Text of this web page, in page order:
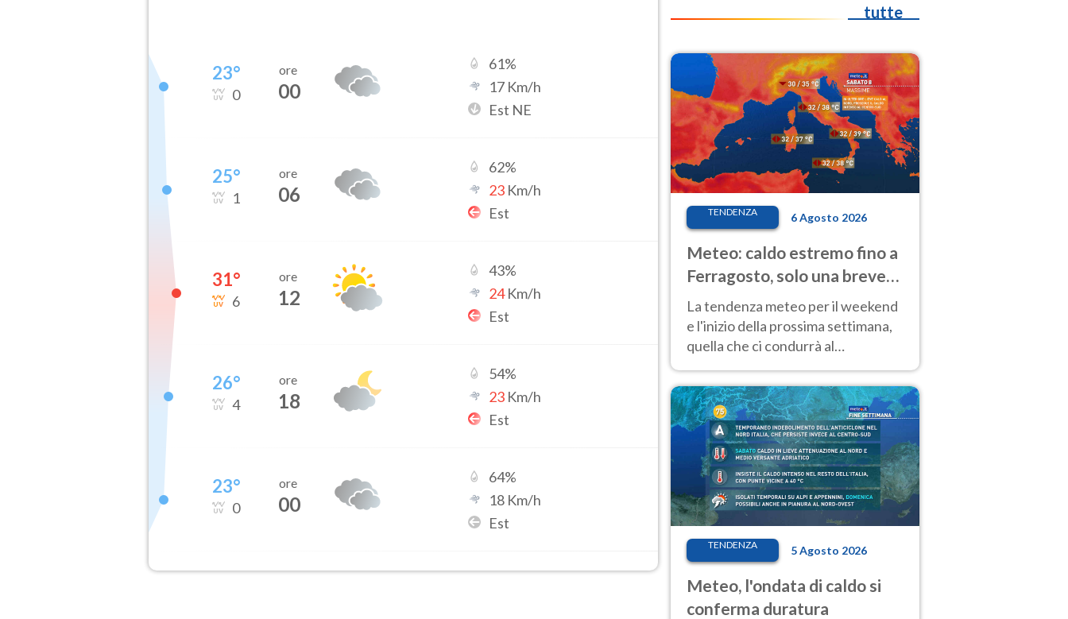
23°
0
ore
00
61%
17 Km/h
Est NE
25°
1
ore
06
62%
23 Km/h
Est
31°
6
ore
12
43%
24Km/h
Est
26°
4
ore
18
54%
23 Km/h
Est
23°
0
ore
00
64%
18 Km/h
Est
tutte
TENDENZA 6 Agosto 2026
Meteo: caldo estremo fino a
Ferragosto, solo una breve
pausa. Ecco dove
La tendenza meteo per il weekend
e l'inizio della prossima settimana,
quella che ci condurrà al
temperature molto elevate
TENDENZA 5 Agosto 2026
Meteo, l'ondata di caldo si
conferma duratura